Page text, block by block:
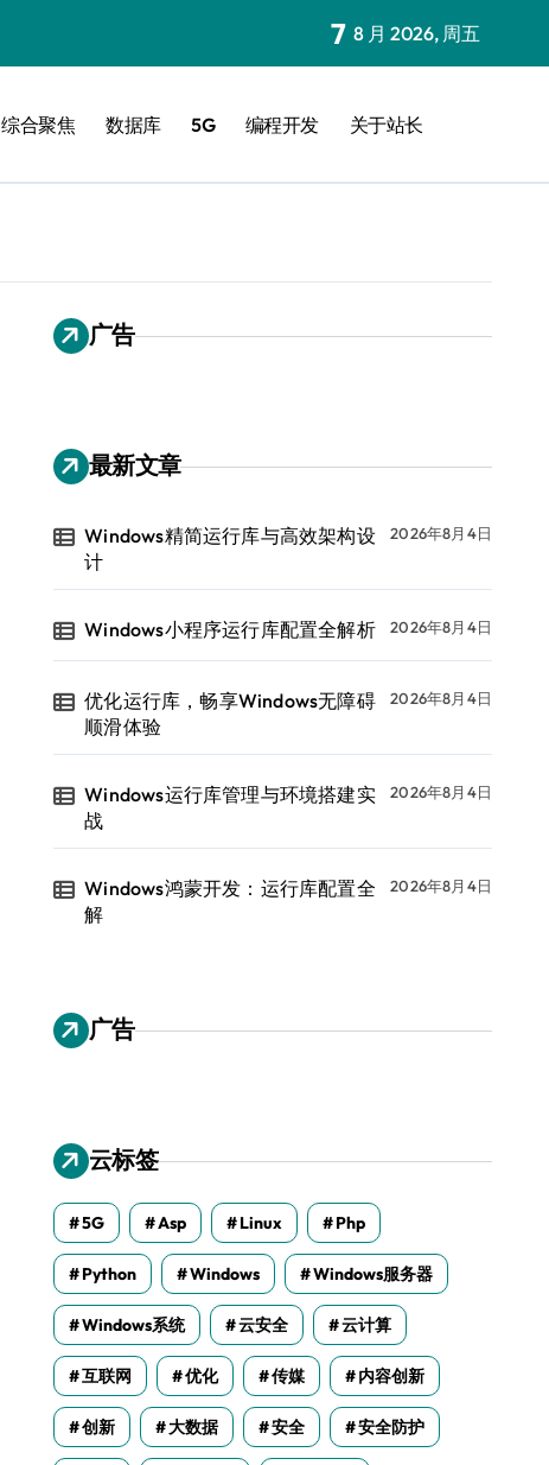
7 8 月 2026, 周五
综合聚焦 数据库 5G 编程开发 关于站长
广告
最新文章
Windows精简运行库与高效架构设
计
2026年8月4日
Windows小程序运行库配置全解析 2026年8月4日
优化运行库，畅享Windows无障碍
顺滑体验
2026年8月4日
Windows运行库管理与环境搭建实
战
2026年8月4日
Windows鸿蒙开发：运行库配置全
解
2026年8月4日
广告
云标签
5G Asp Linux Php
Python Windows Windows服务器
Windows系统 云安全 云计算
互联网 优化 传媒 内容创新
创新 大数据 安全 安全防护